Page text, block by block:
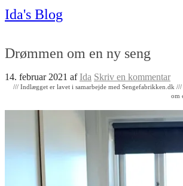
Ida's Blog
Drømmen om en ny seng
14. februar 2021 afIda Skriv en kommentar
/// Indlægget er lavet i samarbejde med Sengefabrikken.dk
om